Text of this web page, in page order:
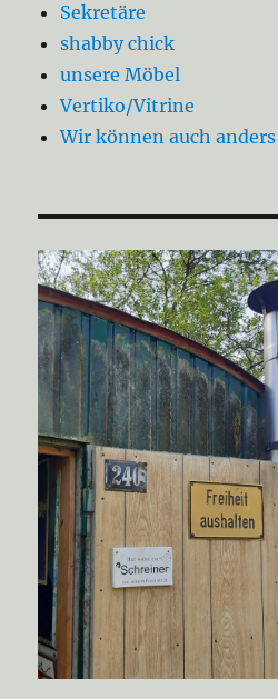
Sekretäre
shabby chick
unsere Möbel
Vertiko/Vitrine
Wir können auch anders